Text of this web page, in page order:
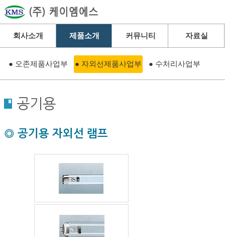
회사소개 제품소개 커뮤니티 자료실
● 오존제품사업부 ● 자외선제품사업부 ● 수처리사업부
공기용
◎ 공기용 자외선 램프